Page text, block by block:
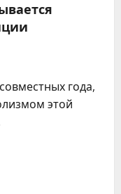
года,
этой